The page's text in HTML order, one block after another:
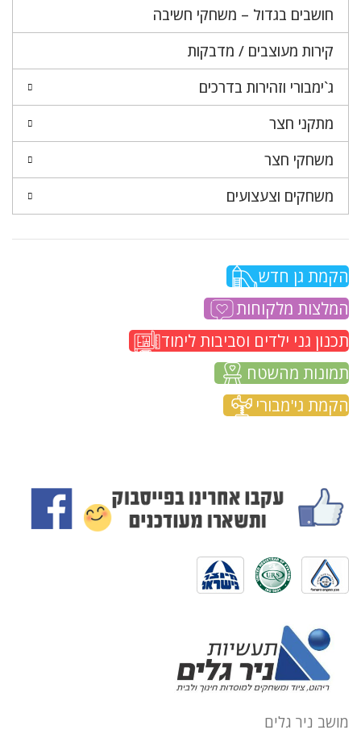
חושבים בגדול – משחקי חשיבה
קירות מעוצבים / מדבקות
ג`ימבורי וזהירות בדרכים
מתקני חצר
משחקי חצר
משחקים וצעצועים
הקמת גן חדש
המלצות מלקוחות
תכנון גני ילדים וסביבות לימוד
תמונות מהשטח
הקמת גי'מבורי
מושב ניר גלים